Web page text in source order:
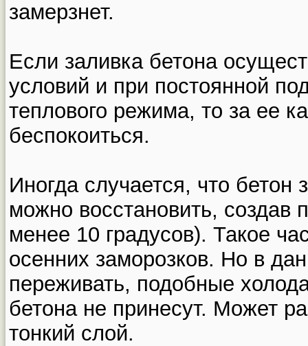
замерзнет.
Если заливка бетона
условий и при постоянной
теплового режима, то за ее
беспокоиться.
Иногда случается, что бетон
можно восстановить, создав
менее 10 градусов). Такое
осенних заморозков. Но в
переживать, подобные
бетона не принесут. Может
тонкий слой.